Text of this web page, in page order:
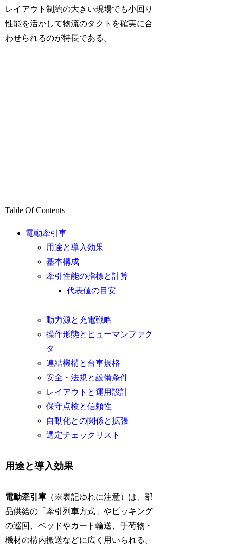
レイアウト制約の大きい現場でも小回り
性能を活かして物流のタクトを確実に合
わせられるのが特長である。
Table Of Contents
電動牽引車
用途と導入効果
基本構成
牽引性能の指標と計算
代表値の目安
動力源と充電戦略
操作形態とヒューマンファク
タ
連結機構と台車規格
安全・法規と設備条件
レイアウトと運用設計
保守点検と信頼性
自動化との関係と拡張
選定チェックリスト
用途と導入効果
電動牵引車 （※表記ゆれに注意）は、部
品供給の「牽引列車方式」やピッキング
の巡回、ベッドやカート輸送、手荷物・
機材の構内搬送などに広く用いられる。